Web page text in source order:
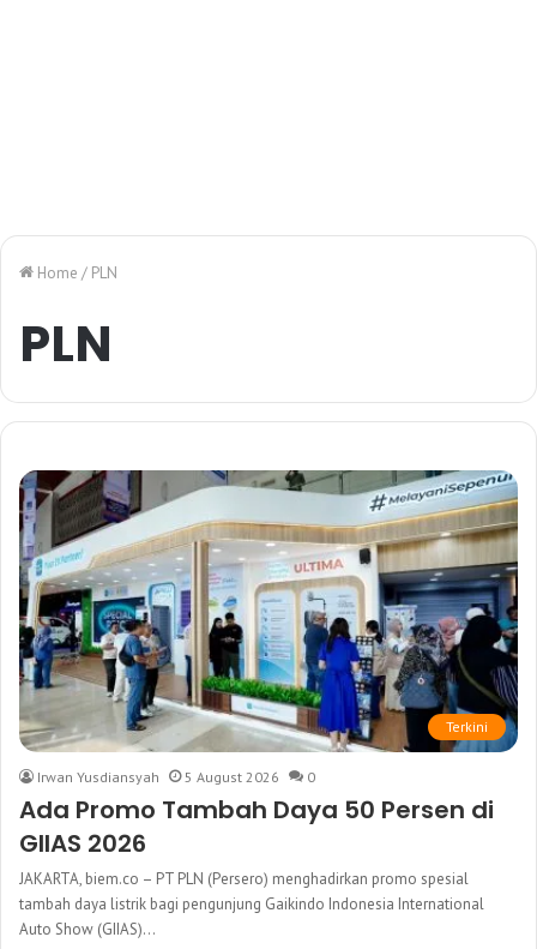
Home / PLN
PLN
Terkini
Irwan Yusdiansyah 5 August 2026 0
Ada Promo Tambah Daya 50 Persen di
GIIAS 2026
JAKARTA, biem.co – PT PLN (Persero) menghadirkan promo spesial
tambah daya listrik bagi pengunjung Gaikindo Indonesia International
Auto Show (GIIAS)…